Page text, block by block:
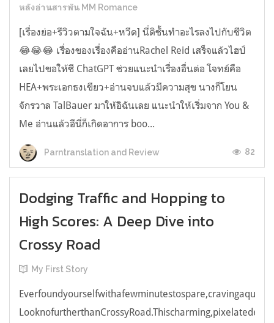
หลังอ่านสารพัน MM Romance
[เรื่องย่อ+รีวิวตามใจฉัน+หวีด] นี่ดิชั้นทำอะไรลงไปกับชีวิต
😂😂😂 เรื่องของเรื่องคืออ่านRachel Reid เสร็จแล้วไฮป์
เลยไปขอให้ชี ChatGPT ช่วยแนะนำเรื่องอื่นต่อ โจทย์คือ
HEA+พระเอกธงเขียว+อ่านจบแล้วมีความสุข นางก็โยน
จักรวาล TalBauer มาให้อิฉันเลย แนะนำให้เริ่มจาก You &
Me อ่านแล้วอีนี่ก็เกิดอาการ boo...
Parntranslation and Review 82
Dodging Traffic and Hopping to
High Scores: A Deep Dive into
Crossy Road
My First Story